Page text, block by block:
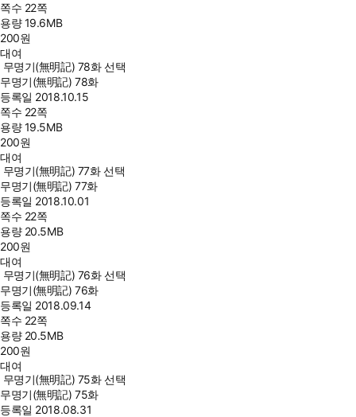
쪽수 22쪽
용량19.6MB
200원
대여
무명기(無明記) 78화 선택
무명기(無明記) 78화
등록일 2018.10.15
쪽수 22쪽
용량19.5MB
200원
대여
무명기(無明記) 77화 선택
무명기(無明記) 77화
등록일 2018.10.01
쪽수 22쪽
용량 20.5MB
200원
대여
무명기(無明記) 76화 선택
무명기(無明記) 76화
등록일 2018.09.14
쪽수 22쪽
용량 20.5MB
200원
대여
무명기(無明記) 75화 선택
무명기(無明記) 75화
등록일 2018.08.31